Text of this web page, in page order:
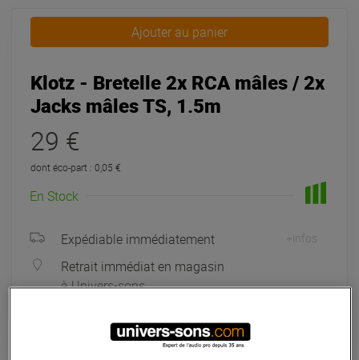
Ajouter au panier
Klotz - Bretelle 2x RCA mâles / 2x
Jacks mâles TS, 1.5m
29 €
dont éco-part : 0,05 €
En Stock
Expédiable immédiatement +infos
Retrait immédiat en magasin
à Univers-sons
Garantie3 ans